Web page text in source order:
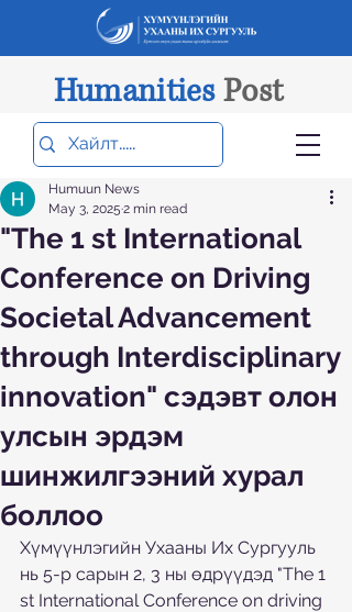
HumanitiesPost
"The 1 st International
Conference on Driving
Societal Advancement
through Interdisciplinary
innovation" сэдэвт олон
улсын эрдэм
шинжилгээний хурал
боллоо
Humuun News
May 3, 2025 2 min read
Хүмүүнлэгийн Ухааны Их Сургууль
нь 5-р сарын 2, 3 ны өдрүүдэд "The 1
st International Conference on driving